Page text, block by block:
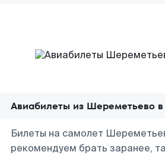
Авиабилеты из Шереметьево
Билеты на самолет
рекомендуем брать заранее,